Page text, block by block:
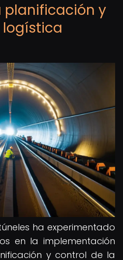
planificación y
ha experimentado
en la implementación
y control de la